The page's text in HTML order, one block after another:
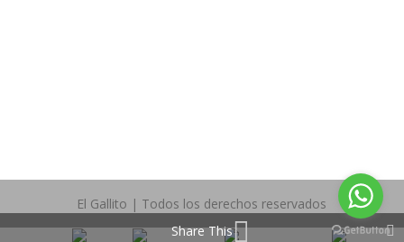
El Gallito | Todos los derechos reservados
Share This